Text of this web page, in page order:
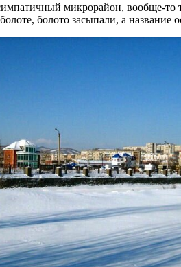
микрорайон, вообще-
болоте, болото засыпали, а название